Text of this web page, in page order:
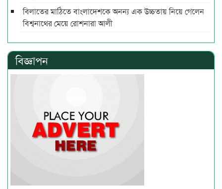
বিলাতের মাঠিতে বাংলাদেশকে অনন্য এক উচ্চতায় নিয়ে গেলেন
বিশ্বনাথের মেয়ে রোশনারা আলী
বিজ্ঞাপন